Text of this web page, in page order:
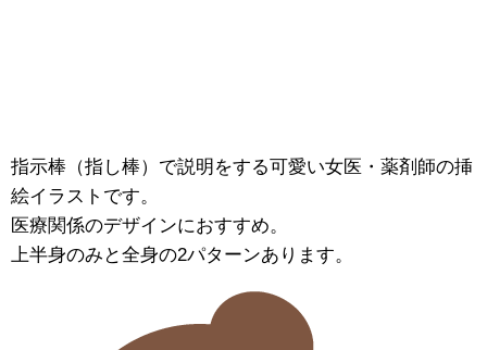
指示棒（指し棒）で説明をする可愛い女医・薬剤師の挿
絵イラストです。
医療関係のデザインにおすすめ。
上半身のみと全身の2パターンあります。